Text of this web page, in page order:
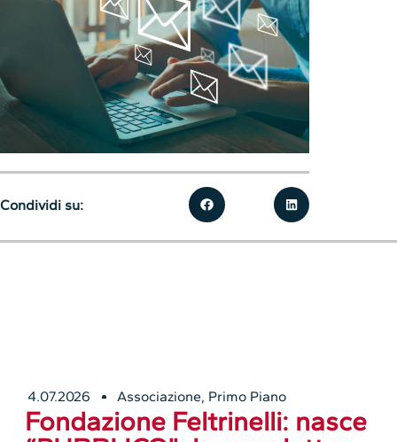
4.07.2026 Associazione, Primo Piano
Fondazione Feltrinelli: nasce
Condividi su: